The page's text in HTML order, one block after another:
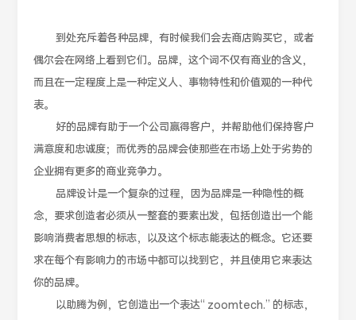
到处充斥着各种品牌，有时候我们会去商店购买它，或者
偶尔会在网络上看到它们。品牌，这个词不仅有商业的含义，
而且在一定程度上是一种定义人、事物特性和价值观的一种代
表。
好的品牌有助于一个公司赢得客户，并帮助他们保持客户
满意度和忠诚度；而优秀的品牌会使那些在市场上处于劣势的
企业拥有更多的商业竞争力。
品牌设计是一个复杂的过程，因为品牌是一种隐性的概
念，要求创造者必须从一整套的要素出发，包括创造出一个能
影响消费者思想的标志，以及这个标志能表达的概念。它还要
求在每个有影响力的市场中都可以找到它，并且使用它来表达
你的品牌。
以助腾为例，它创造出一个表达“ zoomtech.” 的标志，